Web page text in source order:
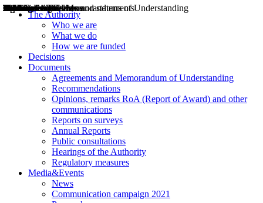
The Authority
Who we are
What we do
How we are funded
Decisions
Documents
Agreements and Memorandum of Understanding
Recommendations
Opinions, remarks RoA (Report of Award) and other
communications
Reports on surveys
Annual Reports
Public consultations
Hearings of the Authority
Regulatory measures
Media&Events
News
Communication campaign 2021
Decisions
Opinions
Public consultations
Hearings
Recommendations
Agreements and Memorandums of Understanding
Relazioni annuali
Misure di regolazione
News
Press Releases
Bollettini ART
Convegni ART
President’s interviews
Top articles
President’s speeches and statements
2004
2005
2010
2013
2014
2015
2016
2017
2018
2019
202
2020
2021
2022
2023
2024
2025
2026
Aereo
Marittimo
Terrestre